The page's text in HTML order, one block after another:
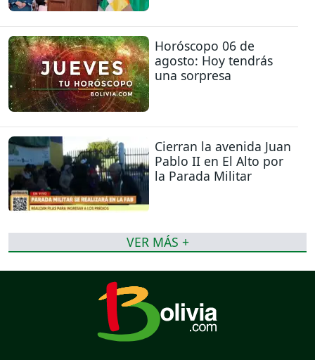
Horóscopo 06 de
agosto: Hoy tendrás
una sorpresa
Cierran la avenida Juan
Pablo II en El Alto por
la Parada Militar
VER MÁS +